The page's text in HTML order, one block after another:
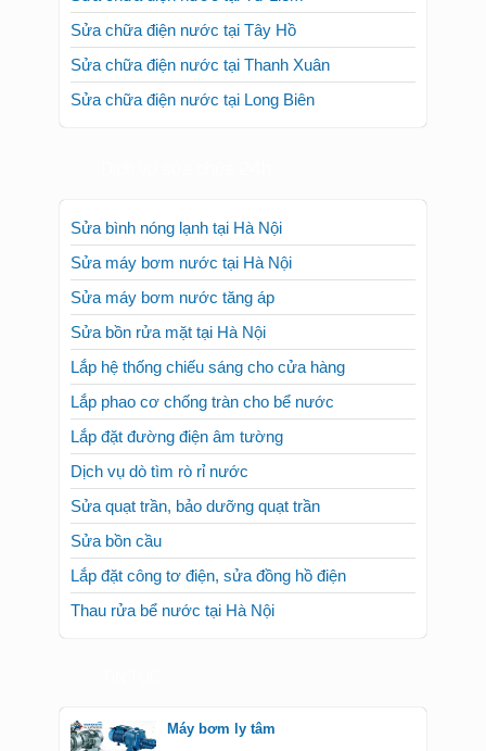
Sửa chữa điện nước tại Từ Liêm
Sửa chữa điện nước tại Tây Hồ
Sửa chữa điện nước tại Thanh Xuân
Sửa bình nóng lạnh tại Hà Nội
Sửa máy bơm nước tại Hà Nội
Sửa máy bơm nước tăng áp
Sửa bồn rửa mặt tại Hà Nội
Lắp hệ thống chiếu sáng cho cửa hàng
Lắp phao cơ chống tràn cho bể nước
Lắp đặt đường điện âm tường
Dịch vụ dò tìm rò rỉ nước
Sửa quạt trần, bảo dưỡng quạt trần
Sửa bồn cầu
Lắp đặt công tơ điện, sửa đồng hồ điện